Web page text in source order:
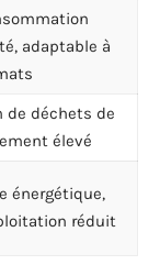
adaptable à
de déchets de
élevé
énergétique,
réduit